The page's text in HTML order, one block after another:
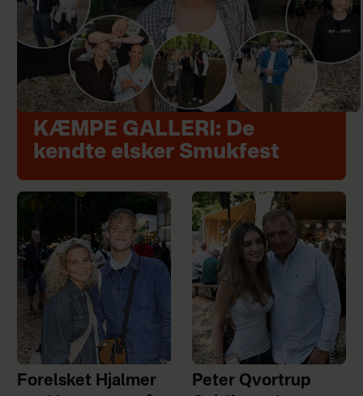
KÆMPE GALLERI: De
kendte elsker Smukfest
Forelsket Hjalmer
Peter Qvortrup